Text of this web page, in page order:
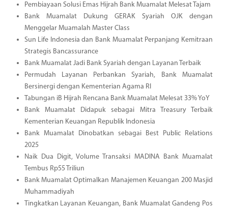
Pembiayaan Solusi Emas Hijrah Bank Muamalat Melesat Tajam
Bank Muamalat Dukung GERAK Syariah OJK dengan
Menggelar Muamalah Master Class
Sun Life Indonesia dan Bank Muamalat Perpanjang Kemitraan
Strategis Bancassurance
Bank Muamalat Jadi Bank Syariah dengan Layanan Terbaik
Permudah Layanan Perbankan Syariah, Bank Muamalat
Bersinergi dengan Kementerian Agama RI
Tabungan iB Hijrah Rencana Bank Muamalat Melesat 33% YoY
Bank Muamalat Didapuk sebagai Mitra Treasury Terbaik
Kementerian Keuangan Republik Indonesia
Bank Muamalat Dinobatkan sebagai Best Public Relations
2025
Naik Dua Digit, Volume Transaksi MADINA Bank Muamalat
Tembus Rp55 Triliun
Bank Muamalat Optimalkan Manajemen Keuangan 200 Masjid
Muhammadiyah
Tingkatkan Layanan Keuangan, Bank Muamalat Gandeng Pos